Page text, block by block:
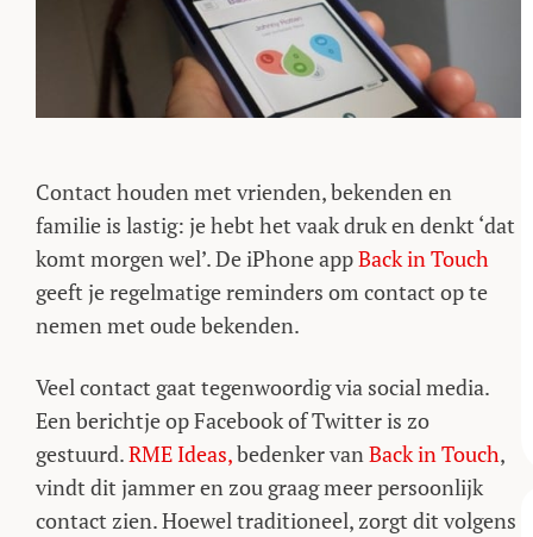
Contact houden met vrienden, bekenden en
familie is lastig: je hebt het vaak druk en denkt ‘dat
komt morgen wel’. De iPhone appBack in Touch
geeft je regelmatige reminders om contact op te
nemen met oude bekenden.
Veel contact gaat tegenwoordig via social media.
Een berichtje op Facebook of Twitter is zo
gestuurd.RME Ideas,bedenker vanBack in Touch,
vindt dit jammer en zou graag meer persoonlijk
contact zien. Hoewel traditioneel, zorgt dit volgens